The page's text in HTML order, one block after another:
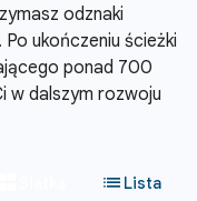
odznaki
ukończeniu ścieżki
ponad 700
w dalszym rozwoju